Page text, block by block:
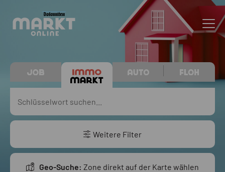
Weitere Filter
Geo-Suche: Zone direkt auf der Karte wählen